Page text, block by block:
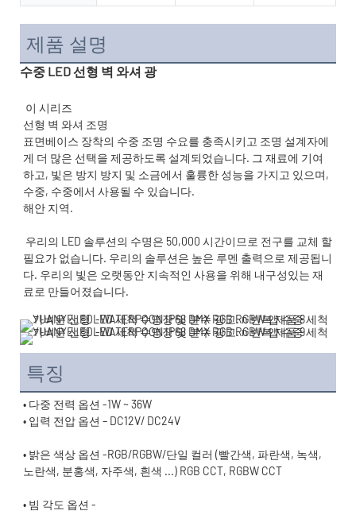
제품 설명
수중 LED 선형 벽 와셔 광
표면베이스 장착의 수중 조명 수요를 충족시키고 조명 설계자에
게 더 많은 선택을 제공하도록 설계되었습니다. 그 재료에 기여
하고, 빛은 방지 방지 및 소금에서 훌륭한 성능을 가지고 있으며,
필요가 없습니다. 우리의 솔루션은 높은 루멘 출력으로 제공됩니
다. 우리의 빛은 오랫동안 지속적인 사용을 위해 내구성있는 재
특징
• 밝은 색상 옵션 -RGB/RGBW/단일 컬러 (빨간색, 파란색, 녹색,